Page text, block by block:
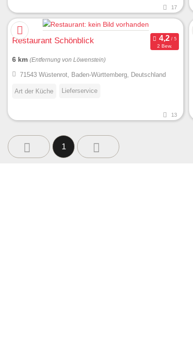
17
Restaurant Schönblick
2 Bew.
6 km (Entfernung von Löwenstein)
71543 Wüstenrot, Baden-Württemberg, Deutschland
Art der Küche Lieferservice
13
1